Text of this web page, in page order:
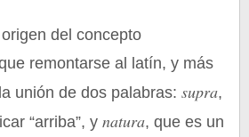
del concepto
remontarse al latín, y más
unión de dos palabras:supra,
“arriba”, ynatura, que es un